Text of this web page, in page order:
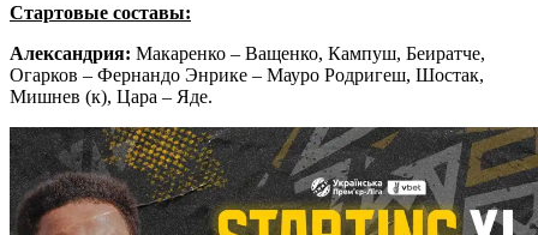
Стартовые составы:
Александрия: Макаренко – Ващенко, Кампуш, Беиратче,
Огарков – Фернандо Энрике – Мауро Родригеш, Шостак,
Мишнев (к), Цара – Яде.